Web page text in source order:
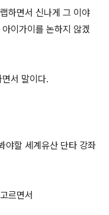
하면서 신나게 그 이야
이가이를 논하지 않겠
서 말이다.
야할 세계유산 단타 강좌
르면서